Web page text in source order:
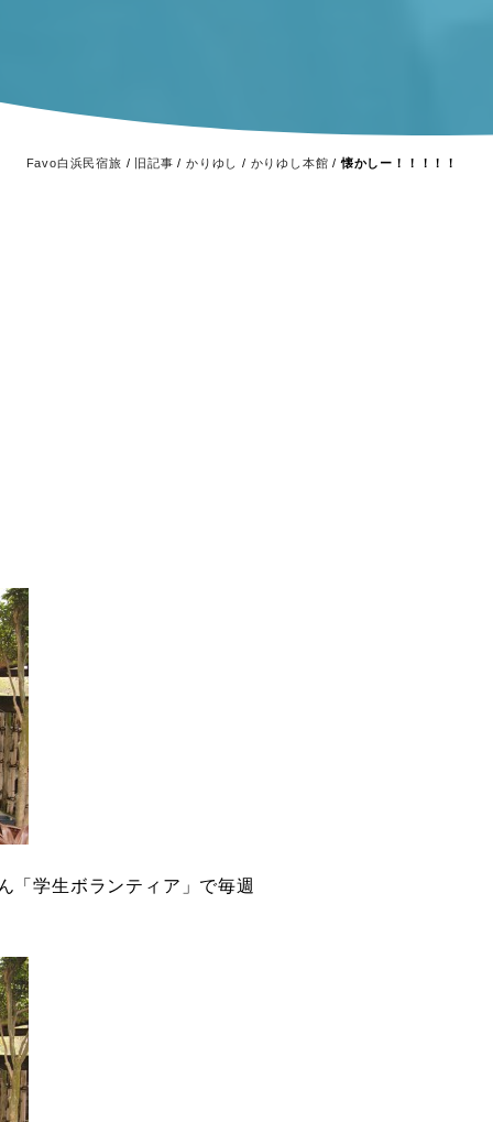
Favo白浜民宿旅 / 旧記事 / かりゆし / かりゆし本館 /懐かしー！！！！！
「学生ボランティア」で毎週